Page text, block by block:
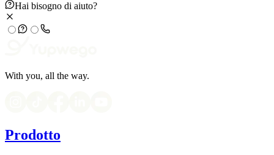
Hai bisogno di aiuto?
With you, all the way.
Prodotto